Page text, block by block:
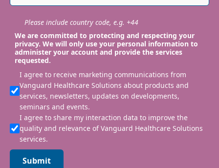
Please include country code, e.g. +44
We are committed to protecting and respecting your
privacy. We will only use your personal information to
administer your account and provide the services
requested.
I agree to receive marketing communications from
Vanguard Healthcare Solutions about products and
services, newsletters, updates on developments,
seminars and events.
I agree to share my interaction data to improve the
quality and relevance of Vanguard Healthcare Solutions
services.
Submit